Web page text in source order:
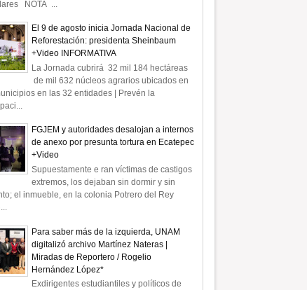
NOTA ...
El 9 de agosto inicia Jornada Nacional de
Reforestación: presidenta Sheinbaum
+Video INFORMATIVA
La Jornada cubrirá 32 mil 184 hectáreas
de mil 632 núcleos agrarios ubicados en
en las 32 entidades | Prevén la
FGJEM y autoridades desalojan a internos
de anexo por presunta tortura en Ecatepec
+Video
Supuestamente e ran víctimas de castigos
extremos, los dejaban sin dormir y sin
el inmueble, en la colonia Potrero del Rey
Para saber más de la izquierda, UNAM
digitalizó archivo Martínez Nateras |
Miradas de Reportero / Rogelio
Hernández López*
Exdirigentes estudiantiles y políticos de